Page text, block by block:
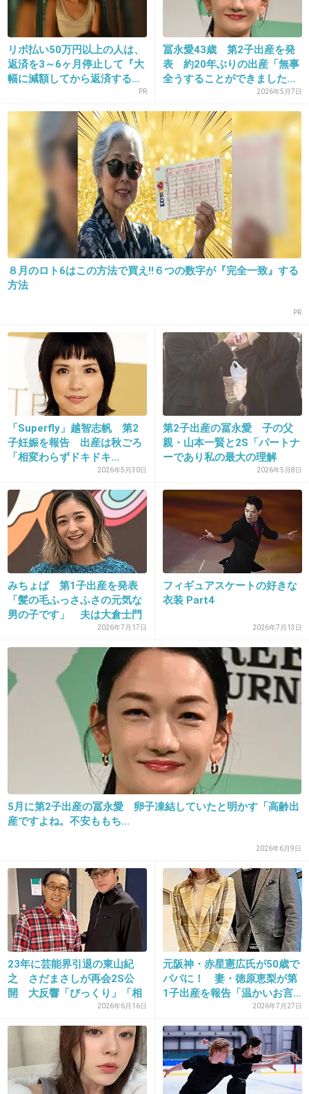
2013/07/12(金) 15:19:56
安藤がモロゾフと付き合う前に週刊誌に付き合
ってるんじゃないかって噂がのってたよね。
ファミレスで高橋の膝の上に座っていたとかい
+131 -3
2013/07/12(金) 15:21:01
もう選手も関係者もみんなで一斉にDNA検査で
もしたら（笑）
+101 -3
8
やめろー
高橋大輔のイメージがぁ…
+54 -15
織田信成なんて既婚者なのに疑われてるんでし
ょ？
独身の高橋が父親候補にされるのも時間の問題
な気がする
-4
20. 匿名 2013/07/12(金) 15:24:11
実は父親が誰か知ってたりして。
+77
2013/07/12(金) 15:26:02
安藤美姫って、誰でもベタベタしてるでしょ。
スケート仲間はハグも普通にしてるし、肩も抱
くよ。
大輔と鈴木明子なんかも仲良しだから、23みた
いな行動は普通にある。
+145 -4
22. 匿名 2013/07/12(金) 15:26:23
８
この二人若くてチャラチャラしてた頃にオリン
ピック出て残念な結果出したよね。でも二人共
リボ払い50万円以上の人は、
返済を3～6ヶ月停止して『大
幅に減額してから返済する...
PR
冨永愛43歳 第2子出産を発
表 約20年ぶりの出産「無事
全うすることができました...
2026年5月7日
８月のロト6はこの方法で買え!!６つの数字が『完全一致』する
方法
PR
「Superfly」越智志帆 第2
子妊娠を報告 出産は秋ごろ
「相変わらずドキドキ...
2026年5月30日
第2子出産の冨永愛 子の父
親・山本一賢と2S「パートナ
ーであり私の最大の理解
2026年5月8日
みちょぱ 第1子出産を発表
「髪の毛ふっさふさの元気な
男の子です」 夫は大倉士門
2026年7月17日
フィギュアスケートの好きな
衣装 Part4
2026年7月13日
5月に第2子出産の冨永愛 卵子凍結していたと明かす「高齢出
産ですよね。不安ももち...
2026年6月9日
23年に芸能界引退の東山紀
之 さだまさしが再会2S公
開 大反響「びっくり」「相
2026年6月16日
元阪神・赤星憲広氏が50歳で
パパに！ 妻・徳原恵梨が第
1子出産を報告「温かいお言...
2026年7月27日